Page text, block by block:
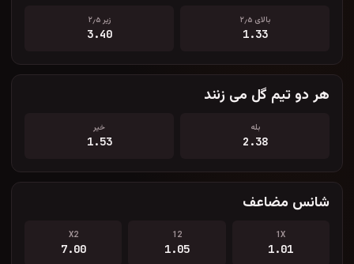
بالای ۲٫۵
1.33
زیر ۲٫۵
3.40
هر دو تیم گل می زنند
بله
2.38
خیر
1.53
شانس مضاعف
1X
1.01
12
1.05
X2
7.00